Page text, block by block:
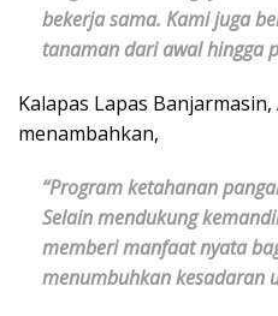
bekerja sama. Kami juga
tanaman dari awal hingga
Kalapas Lapas
menambahkan,
“Program ketahanan
Selain mendukung
memberi manfaat nyata
menumbuhkan kesadaran